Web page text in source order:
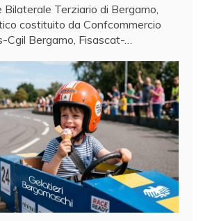
Bilaterale Terziario di Bergamo,
costituito da Confcommercio
Cgil Bergamo, Fisascat-…